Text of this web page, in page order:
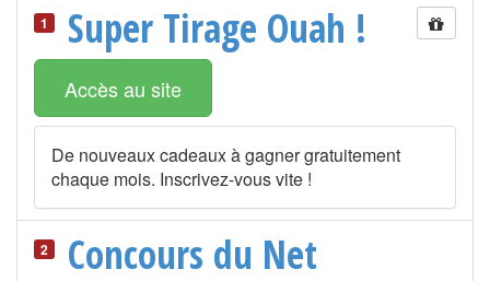
1 Super Tirage Ouah !
Accès au site
De nouveaux cadeaux à gagner gratuitement
chaque mois. Inscrivez-vous vite !
2 Concours du Net